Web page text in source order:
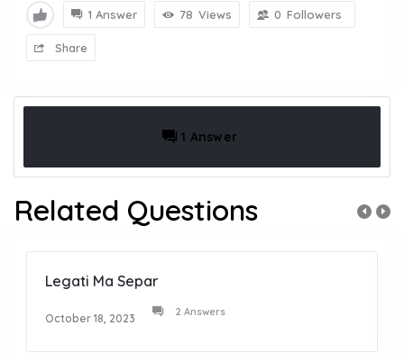
1 Answer 78 Views 0 Followers
Share
1 Answer
Related Questions
Legati Ma Separ
October 18, 2023 2 Answers